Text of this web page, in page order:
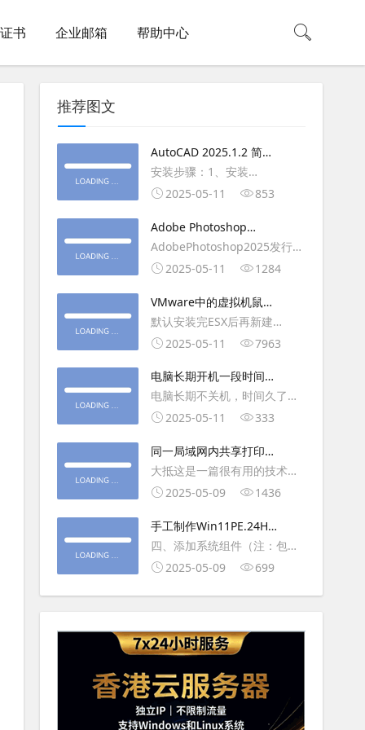
书 企业邮箱 帮助中心
推荐图文
AutoCAD 2025.1.2 简体
中文版（64位）破解版下
载
安装步骤：1、安装
AutoCAD_2025.1.2_Update3、
复制Crack里面的文件到
AutoCAD安装目录里，覆盖同
名文件4、完最低
2025-05-11 853
Adobe Photoshop
2025（v26.6.1）多语言
破解版下载
AdobePhotoshop2025发行
年：2025版本：26.6.1.7开发
平台：WindowsX64界面语
言：英语/匈牙利/匈牙利/越南/
荷兰/印尼/西班牙/西班牙语/意
大利
2025-05-11 1284
VMware中的虚拟机鼠标
移动缓慢,VMware虚拟机
卡顿慢,鼠标移动卡顿问题
默认安装完ESX后再新建
WINDOWS虚拟主机，如
操作虚拟主机，鼠标会非常
钝，这是因为虚拟机没有鼠标
驱动，通过安装vmwaretool后
就可以解决此问
2025-05-11 7963
电脑长期开机一段时间就
卡顿怎么处理
电脑长期不关机，时间久了就
会一直卡，CPU和内存都没占
久，打开任务管理器5秒钟。一
般重启下电脑就可以了或重启
下资源管理器(explorer.exe进
程).
2025-05-11 333
同一局域网内共享打印机
的连接及相关问题解决方
法
大抵这是一篇很有用的技术教
程文章吧！涉及的内容普遍而
不自觉地点赞收藏吧~包含内容
有：共享前的准备工作在设置
打印机共享之前，你得先确保
两台电脑
2025-05-09 1436
手工制作Win11PE.24H2
LTSC2024详细教程2
四、添加系统组件（注：包含
DWM、BitLocker解锁、MMC
第5卷提取以下文件到BOOT文
件夹：;DWM桌面窗口管理器
2025-05-09 699